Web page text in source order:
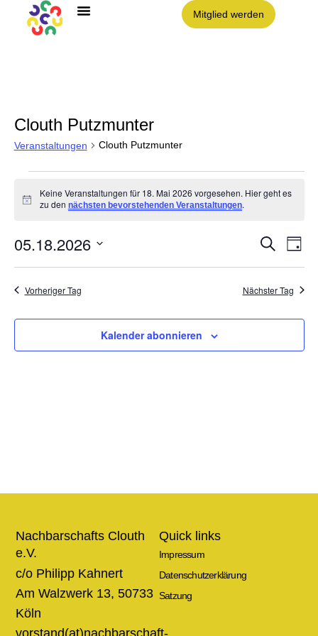
Mitglied werden
Clouth Putzmunter
Veranstaltungen Clouth Putzmunter
Hinweis
Keine Veranstaltungen für 18. Mai 2026 vorgesehen. Hier geht es
zu den nächsten bevorstehenden Veranstaltungen.
Suche
Tag
05.18.2026
Vorheriger Tag Nächster Tag
Kalender abonnieren
Quick links
Impressum
Datenschutzerklärung
Satzung
Nachbarschafts Clouth
e.V.
c/o Philipp Kahnert
Am Walzwerk 13, 50733
Köln